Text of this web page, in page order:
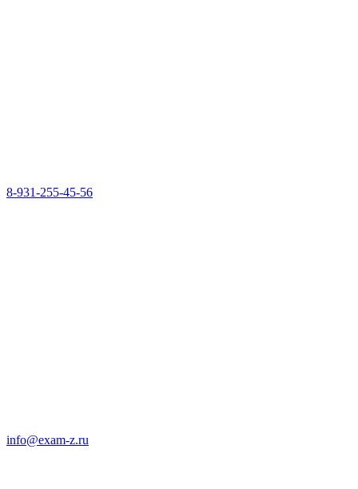
8-931-255-45-56
info@exam-z.ru